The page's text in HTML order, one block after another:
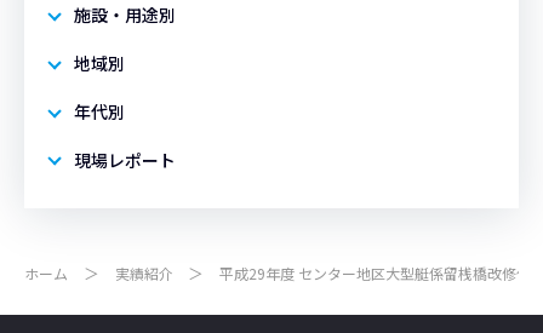
施設・用途別
地域別
年代別
現場レポート
ホーム 実績紹介 平成29年度 センター地区大型艇係留桟橋改修他